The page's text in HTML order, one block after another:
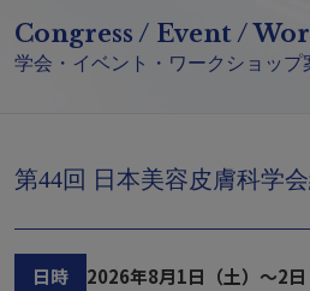
Congress / Event /
学会・イベント・ワークショップ
第44回 日本美容皮膚科学
日時
2026年8月1日（土）～2日